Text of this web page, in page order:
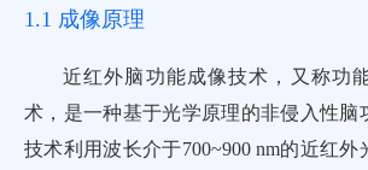
1.1 成像原理
近红外脑功能成像技术，又称功
术，是一种基于光学原理的非侵入性脑
技术利用波长介于700~900 nm的近红